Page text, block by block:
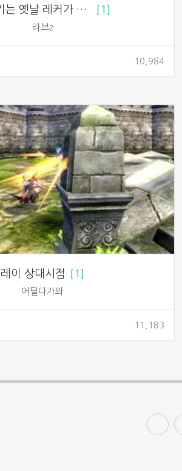
1
이쁘기는 옛날 레커가 이쁨
라브z
10,984
1
레이 상대시점
어딜다가와
11,183